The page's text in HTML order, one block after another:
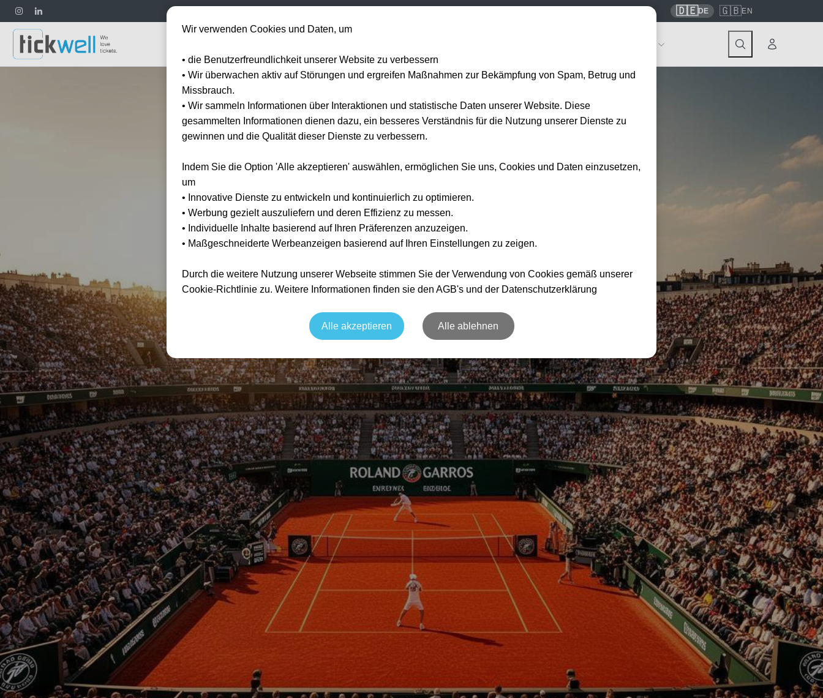
contact@tickwell-travel.de 🇩🇪DE 🇬🇧EN
Wir verwenden Cookies und Daten, um
• die Benutzerfreundlichkeit unserer Website zu verbessern
• Wir überwachen aktiv auf Störungen und ergreifen Maßnahmen zur Bekämpfung von Spam, Betrug und
Missbrauch.
• Wir sammeln Informationen über Interaktionen und statistische Daten unserer Website. Diese
gesammelten Informationen dienen dazu, ein besseres Verständnis für die Nutzung unserer Dienste zu
gewinnen und die Qualität dieser Dienste zu verbessern.
Indem Sie die Option 'Alle akzeptieren' auswählen, ermöglichen Sie uns, Cookies und Daten einzusetzen,
um
• Innovative Dienste zu entwickeln und kontinuierlich zu optimieren.
• Werbung gezielt auszuliefern und deren Effizienz zu messen.
• Individuelle Inhalte basierend auf Ihren Präferenzen anzuzeigen.
• Maßgeschneiderte Werbeanzeigen basierend auf Ihren Einstellungen zu zeigen.
Durch die weitere Nutzung unserer Webseite stimmen Sie der Verwendung von Cookies gemäß unserer
Cookie-Richtlinie zu. Weitere Informationen finden sie den AGB's und der Datenschutzerklärung
Alle akzeptieren Alle ablehnen